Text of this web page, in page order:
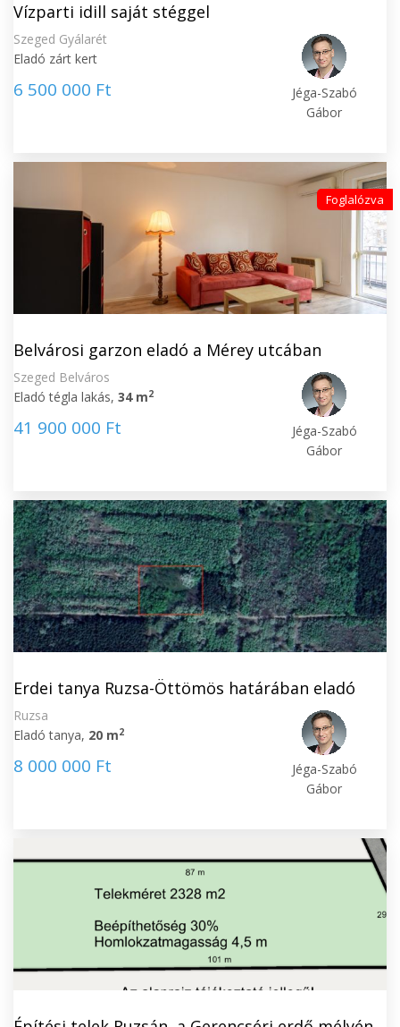
Vízparti idill saját stéggel
Szeged Gyálarét
Eladó zárt kert
6 500 000 Ft
Jéga-Szabó
Gábor
Foglalózva
Belvárosi garzon eladó a Mérey utcában
Szeged Belváros
Eladó tégla lakás, 34 m2
41 900 000 Ft
Jéga-Szabó
Gábor
Erdei tanya Ruzsa-Öttömös határában eladó
Ruzsa
Eladó tanya, 20 m2
8 000 000 Ft
Jéga-Szabó
Gábor